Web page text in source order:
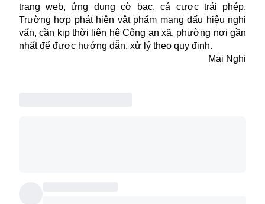
trang web, ứng dụng cờ bạc, cá cược trái phép.
Trường hợp phát hiện vật phẩm mang dấu hiệu nghi
vấn, cần kịp thời liên hệ Công an xã, phường nơi gần
nhất để được hướng dẫn, xử lý theo quy định.
Mai Nghi